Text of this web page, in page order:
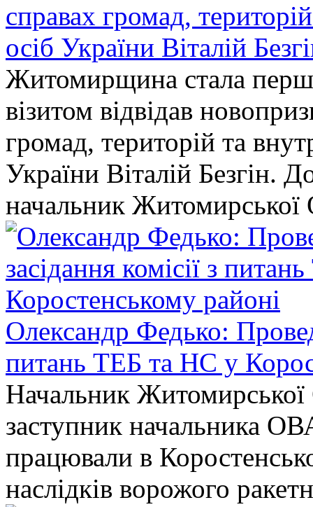
справах громад,
осіб України Віталій
Житомирщина стала
візитом відвідав
громад, територій та
України Віталій Безгін.
начальник
Олександр Федько:
питань ТЕБ та НС у
Начальник
заступник начальника
працювали в
наслідків ворожого